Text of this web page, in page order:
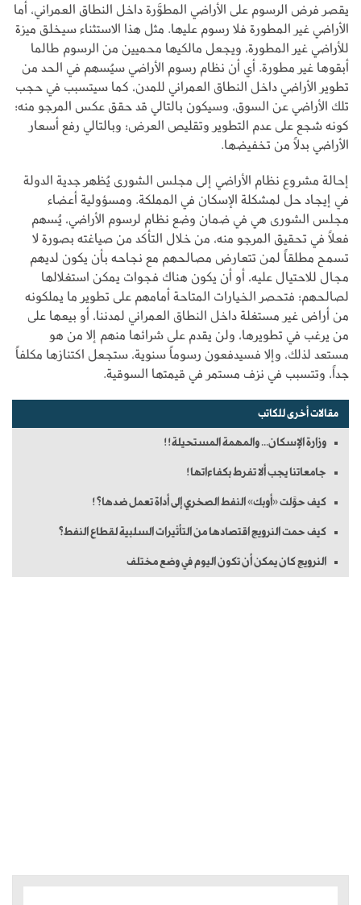
يقصر فرض الرسوم على الأراضي المطوَّرة داخل النطاق العمراني، أما
الأراضي غير المطورة فلا رسوم عليها. مثل هذا الاستثناء سيخلق ميزة
للأراضي غير المطورة، ويجعل مالكيها محميين من الرسوم طالما
أبقوها غير مطورة. أي أن نظام رسوم الأراضي سيُسهم في الحد من
تطوير الأراضي داخل النطاق العمراني للمدن، كما سيتسبب في حجب
تلك الأراضي عن السوق، وسيكون بالتالي قد حقق عكس المرجو منه؛
كونه شجع على عدم التطوير وتقليص العرض؛ وبالتالي رفع أسعار
الأراضي بدلاً من تخفيضها.
إحالة مشروع نظام الأراضي إلى مجلس الشورى يُظهر جدية الدولة
في إيجاد حل لمشكلة الإسكان في المملكة. ومسؤولية أعضاء
مجلس الشورى هي في ضمان وضع نظام لرسوم الأراضي، يُسهم
فعلاً في تحقيق المرجو منه، من خلال التأكد من صياغته بصورة لا
تسمح مطلقاً لمن تتعارض مصالحهم مع نجاحه بأن يكون لديهم
مجال للاحتيال عليه، أو أن يكون هناك فجوات يمكن استغلالها
لصالحهم؛ فتحصر الخيارات المتاحة أمامهم على تطوير ما يملكونه
من أراض غير مستغلة داخل النطاق العمراني لمدننا، أو بيعها على
من يرغب في تطويرها، ولن يقدم على شرائها منهم إلا من هو
مستعد لذلك، وإلا فسيدفعون رسوماً سنوية، ستجعل اكتنازها مكلفاً
جداً، وتتسبب في نزف مستمر في قيمتها السوقية.
مقالات أخرى للكاتب
وزارة الإسكان... والمهمة المستحيلة!!
جامعاتنا يجب ألا تفرط بكفاءاتها!
كيف حوَّلت «أوبك» النفط الصخري إلى أداة تعمل ضدها؟!
كيف حمت النرويج اقتصادها من التأثيرات السلبية لقطاع النفط؟
النرويج كان يمكن أن تكون اليوم في وضع مختلف